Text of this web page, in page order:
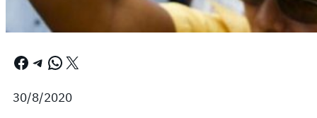
Facebook Telegram WhatsApp X
30/8/2020